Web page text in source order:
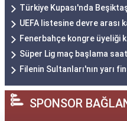
Türkiye Kupası'nda
UEFA listesine devre arası
Fenerbahçe kongre üyeliği
Süper Lig maç başlama
Filenin Sultanları'nın yarı
SPONSOR